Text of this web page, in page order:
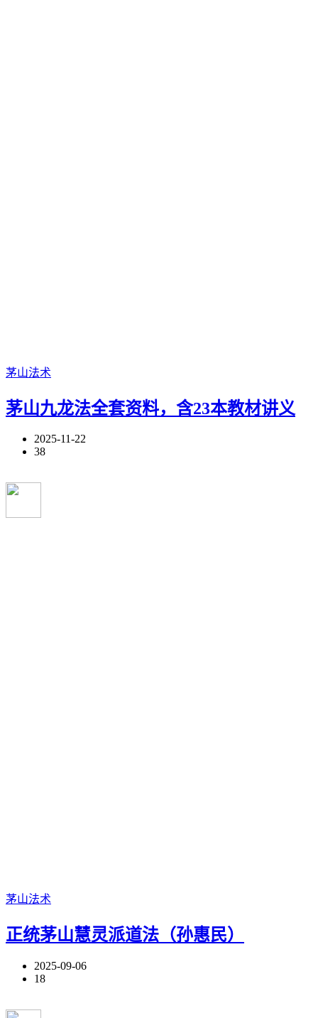
茅山法术
茅山九龙法全套资料，含23本教材讲义
2025-11-22
38
茅山法术
正统茅山慧灵派道法（孙惠民）
2025-09-06
18